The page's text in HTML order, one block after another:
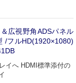
広視野角ADSパネル
/フルHD(1920×1080)
イへ HDMI標準添付の